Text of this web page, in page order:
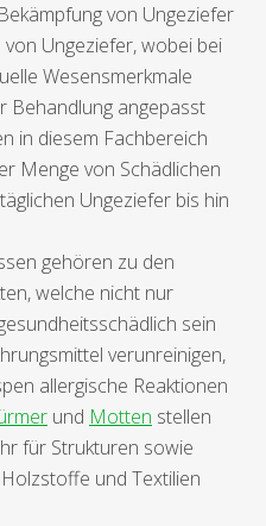
von Ungeziefer
Ungeziefer, wobei bei
Wesensmerkmale
Behandlung angepasst
in diesem Fachbereich
Menge von Schädlichen
Ungeziefer bis hin
gehören zu den
welche nicht nur
sein
verunreinigen,
allergische Reaktionen
und Motten stellen
für Strukturen sowie
und Textilien